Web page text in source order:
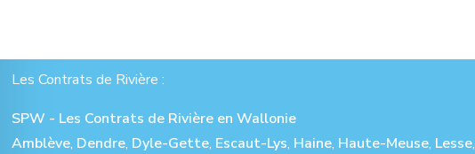
Les Contrats de Rivière :
SPW - Les Contrats de Rivière en Wallonie
Amblève, Dendre, Dyle-Gette, Escaut-Lys, Haine, Haute-Meuse, Lesse,